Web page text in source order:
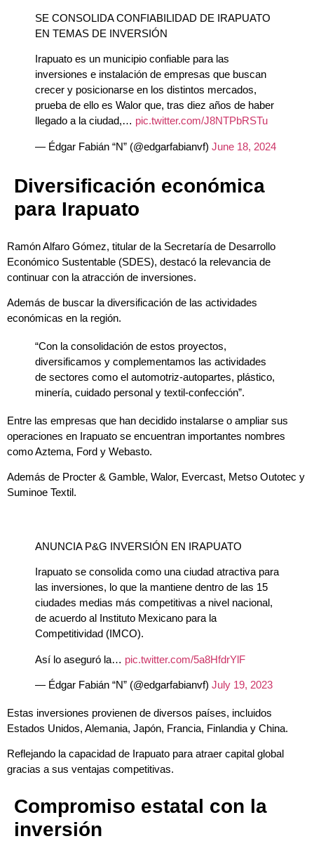
SE CONSOLIDA CONFIABILIDAD DE IRAPUATO
EN TEMAS DE INVERSIÓN
Irapuato es un municipio confiable para las
inversiones e instalación de empresas que buscan
crecer y posicionarse en los distintos mercados,
prueba de ello es Walor que, tras diez años de haber
llegado a la ciudad,… pic.twitter.com/J8NTPbRSTu
— Édgar Fabián “N” (@edgarfabianvf) June 18, 2024
Diversificación económica
para Irapuato
Ramón Alfaro Gómez, titular de la Secretaría de Desarrollo
Económico Sustentable (SDES), destacó la relevancia de
continuar con la atracción de inversiones.
Además de buscar la diversificación de las actividades
económicas en la región.
“Con la consolidación de estos proyectos,
diversificamos y complementamos las actividades
de sectores como el automotriz-autopartes, plástico,
minería, cuidado personal y textil-confección”.
Entre las empresas que han decidido instalarse o ampliar sus
operaciones en Irapuato se encuentran importantes nombres
como Aztema, Ford y Webasto.
Además de Procter & Gamble, Walor, Evercast, Metso Outotec y
Suminoe Textil.
ANUNCIA P&G INVERSIÓN EN IRAPUATO
Irapuato se consolida como una ciudad atractiva para
las inversiones, lo que la mantiene dentro de las 15
ciudades medias más competitivas a nivel nacional,
de acuerdo al Instituto Mexicano para la
Competitividad (IMCO).
Así lo aseguró la… pic.twitter.com/5a8HfdrYlF
— Édgar Fabián “N” (@edgarfabianvf) July 19, 2023
Estas inversiones provienen de diversos países, incluidos
Estados Unidos, Alemania, Japón, Francia, Finlandia y China.
Reflejando la capacidad de Irapuato para atraer capital global
gracias a sus ventajas competitivas.
Compromiso estatal con la
inversión